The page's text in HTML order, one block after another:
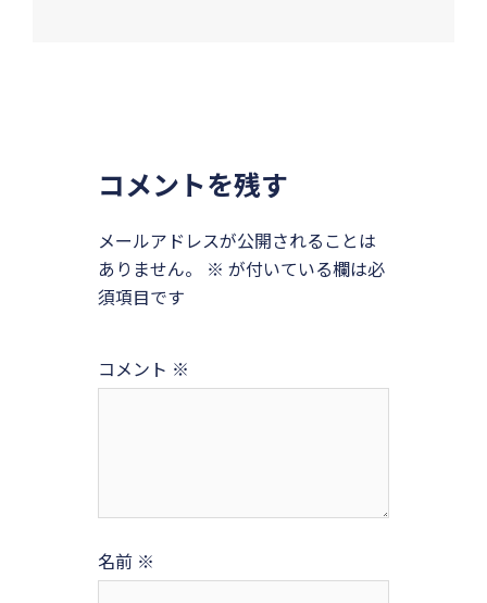
コメントを残す
メールアドレスが公開されることは
ありません。
※ が付いている欄は必
須項目です
コメント ※
名前 ※